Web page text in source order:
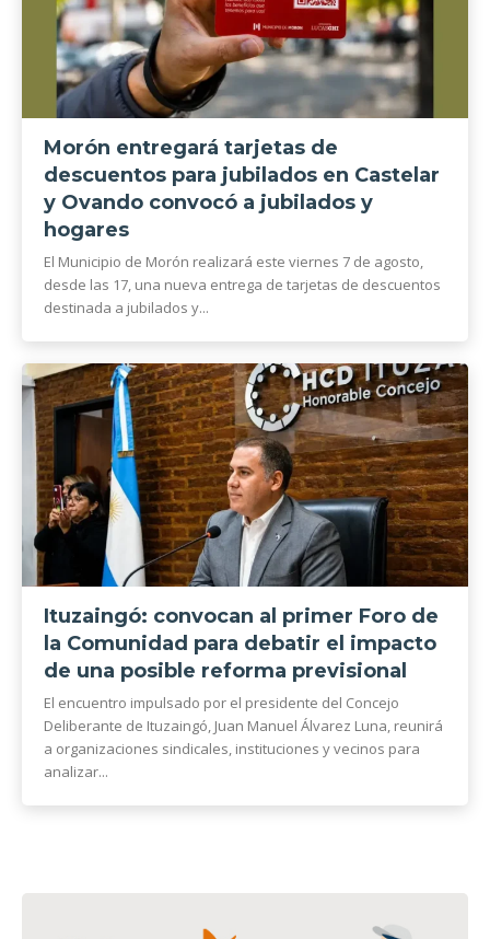
Morón entregará tarjetas de
descuentos para jubilados en Castelar
y Ovando convocó a jubilados y
hogares
El Municipio de Morón realizará este viernes 7 de agosto,
desde las 17, una nueva entrega de tarjetas de descuentos
destinada a jubilados y...
Ituzaingó: convocan al primer Foro de
la Comunidad para debatir el impacto
de una posible reforma previsional
El encuentro impulsado por el presidente del Concejo
Deliberante de Ituzaingó, Juan Manuel Álvarez Luna, reunirá
a organizaciones sindicales, instituciones y vecinos para
analizar...